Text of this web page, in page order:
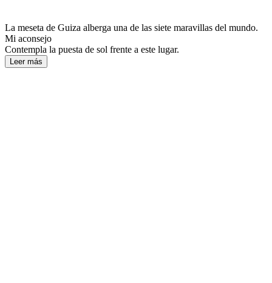
La meseta de Guiza alberga una de las siete maravillas del mundo.
Mi aconsejo
Contempla la puesta de sol frente a este lugar.
Leer más